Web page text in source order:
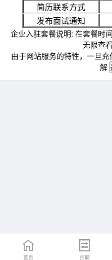
简历联系方式
发布面试通知
企业入驻套餐说明: 在套餐时
无限查
由于网站服务的特性，一旦
解
首页 招聘